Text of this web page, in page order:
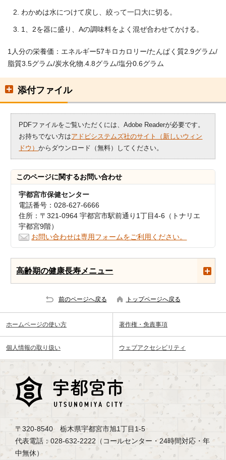
わかめは水につけて戻し、絞って一口大に切る。
1、2を器に盛り、Aの調味料をよく混ぜ合わせてかける。
1人分の栄養価：エネルギー57キロカロリー/たんぱく質2.9グラム/
脂質3.5グラム/炭水化物.4.8グラム/塩分0.6グラム
添付ファイル
PDFファイルをご覧いただくには、Adobe Readerが必要です。
お持ちでない方はアドビシステムズ社のサイト（新しいウィン
ドウ）からダウンロード（無料）してください。
このページに関するお問い合わせ
宇都宮市保健センター
電話番号：028-627-6666
住所：〒321-0964 宇都宮市駅前通り1丁目4-6（トナリエ
宇都宮9階）
お問い合わせは専用フォームをご利用ください。
高齢期の健康長寿メニュー
前のページへ戻る トップページへ戻る
ホームページの使い方 著作権・免責事項
個人情報の取り扱い ウェブアクセシビリティ
〒320-8540 栃木県宇都宮市旭1丁目1-5
代表電話：028-632-2222（コールセンター・24時間対応・年
中無休）